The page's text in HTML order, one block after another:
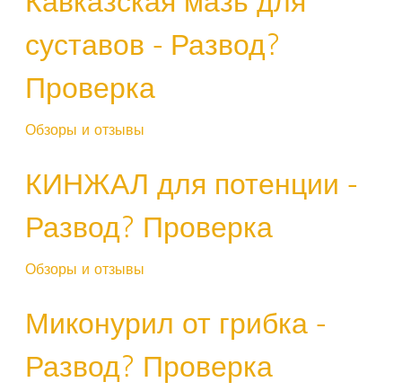
суставов - Развод?
Проверка
Обзоры и отзывы
КИНЖАЛ для потенции -
Развод? Проверка
Обзоры и отзывы
Миконурил от грибка -
Развод? Проверка